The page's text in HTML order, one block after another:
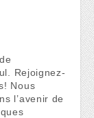
Rejoignez-
Nous
l’avenir de